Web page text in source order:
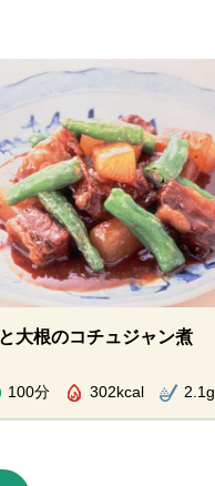
大根のコチュジャン煮
100分 302kcal 2.1g